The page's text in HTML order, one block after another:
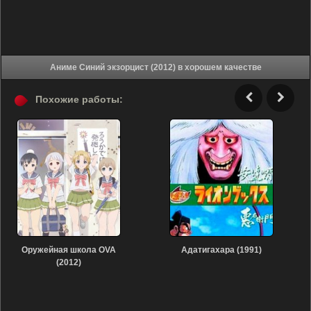
Аниме Синий экзорцист (2012) в хорошем качестве
Похожие работы:
Оружейная школа OVA
(2012)
Адатигахара (1991)